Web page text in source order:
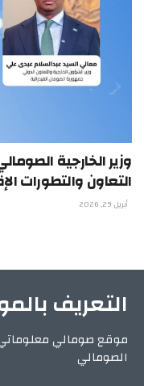
وزير الخارجية
التعاون والتطورات
أبريل 29, 2026
التعريف
موقع صومالي
الصومالي